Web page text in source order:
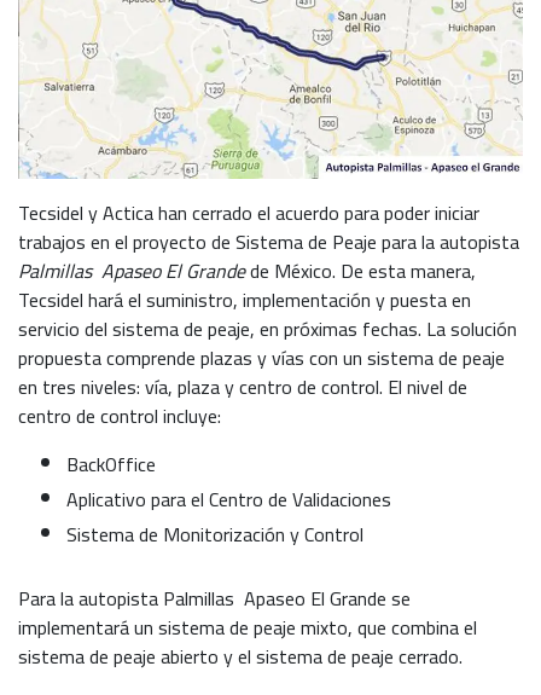
Tecsidel y Actica han cerrado el acuerdo para poder iniciar
trabajos en el proyecto de Sistema de Peaje para la autopista
Palmillas  Apaseo El Grandede México. De esta manera,
Tecsidel hará el suministro, implementación y puesta en
servicio del sistema de peaje, en próximas fechas. La solución
propuesta comprende plazas y vías con un sistema de peaje
en tres niveles: vía, plaza y centro de control. El nivel de
centro de control incluye:
BackOffice
Aplicativo para el Centro de Validaciones
Sistema de Monitorización y Control
Para la autopista Palmillas  Apaseo El Grande se
implementará un sistema de peaje mixto, que combina el
sistema de peaje abierto y el sistema de peaje cerrado.